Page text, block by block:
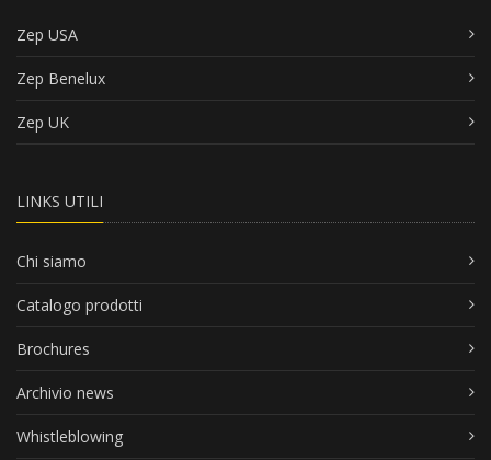
Zep USA
Zep Benelux
Zep UK
LINKS UTILI
Chi siamo
Catalogo prodotti
Brochures
Archivio news
Whistleblowing